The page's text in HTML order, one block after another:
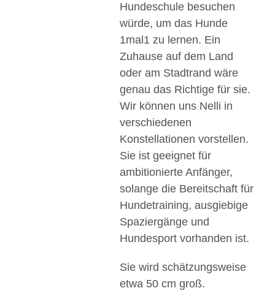
Hundeschule besuchen
würde, um das Hunde
1mal1 zu lernen. Ein
Zuhause auf dem Land
oder am Stadtrand wäre
genau das Richtige für sie.
Wir können uns Nelli in
verschiedenen
Konstellationen vorstellen.
Sie ist geeignet für
ambitionierte Anfänger,
solange die Bereitschaft für
Hundetraining, ausgiebige
Spaziergänge und
Hundesport vorhanden ist.
Sie wird schätzungsweise
etwa 50 cm groß.